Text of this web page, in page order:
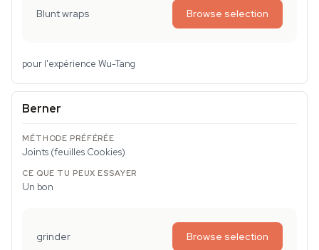
Blunt wraps Browse selection
pour l'expérience Wu-Tang
Berner
Joints (feuilles Cookies)
Un bon
grinder Browse selection